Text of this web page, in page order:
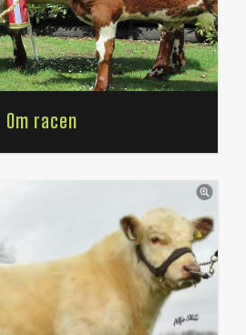
Om racen